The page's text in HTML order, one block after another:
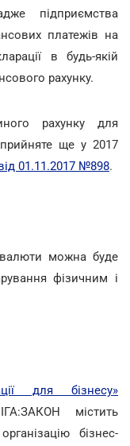
підприємства
платежів на
в будь-якій
рахунку.
рахунку для
ще у 2017
01.11.2017 №898.
можна буде
фізичним і
для бізнесу»
містить
бізнес-